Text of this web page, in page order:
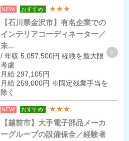
NEW! おすすめ! ★★★
【石川県金沢市】有名企業での
インテリアコーディネーター／
未...
/ 年収 5,057,500円 経験を最大限
考慮
月給 297,105円
月給 259,000円 ※固定残業手当を
除く
NEW! おすすめ! ★★★
【越前市】大手電子部品メーカ
ーグループの設備保全／経験者